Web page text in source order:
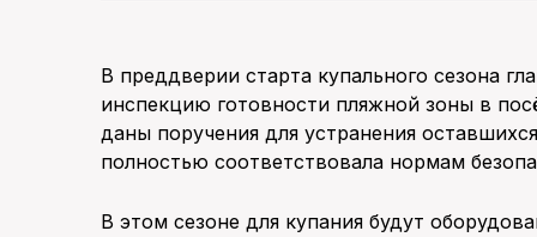
В преддверии старта купального сезона
инспекцию готовности пляжной зоны в
даны поручения для устранения
полностью соответствовала нормам
В этом сезоне для купания будут